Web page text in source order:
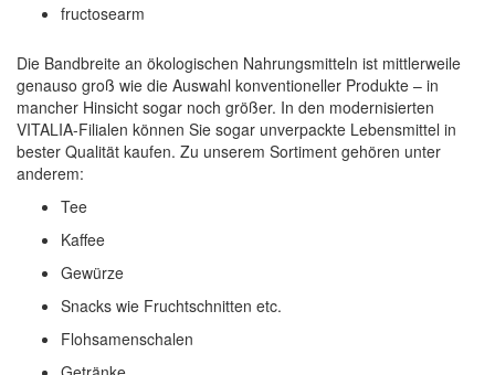
fructosearm
Die Bandbreite an ökologischen Nahrungsmitteln ist mittlerweile
genauso groß wie die Auswahl konventioneller Produkte – in
mancher Hinsicht sogar noch größer. In den modernisierten
VITALIA-Filialen können Sie sogar unverpackte Lebensmittel in
bester Qualität kaufen. Zu unserem Sortiment gehören unter
anderem:
Tee
Kaffee
Gewürze
Snacks wie Fruchtschnitten etc.
Flohsamenschalen